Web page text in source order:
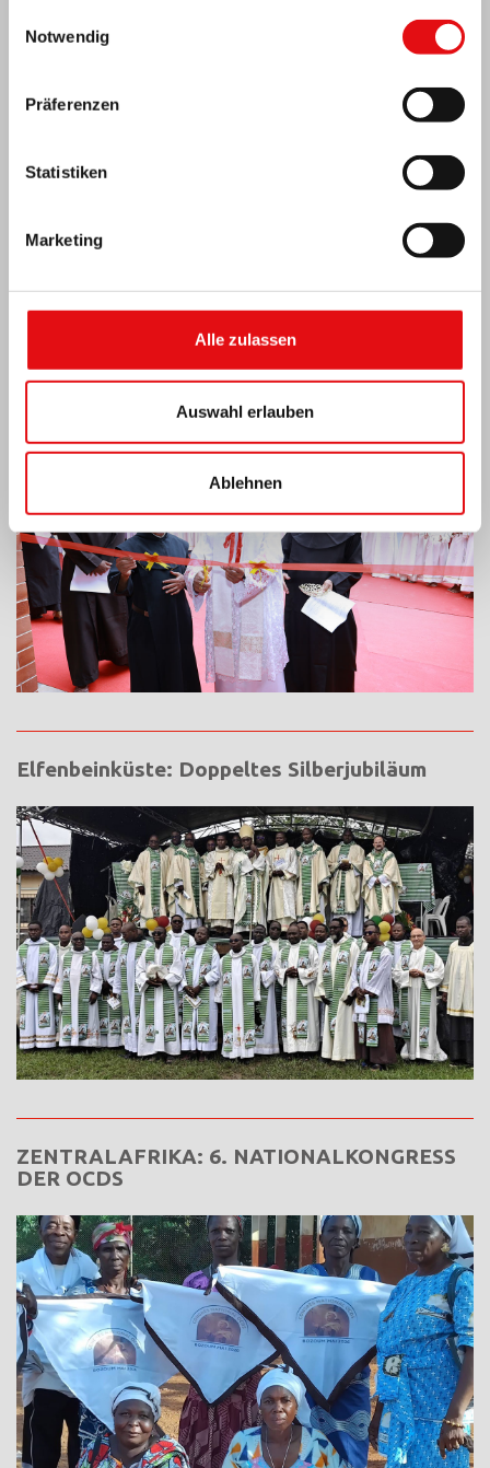
Notwendig
Präferenzen
Statistiken
Marketing
Alle zulassen
Auswahl erlauben
Ablehnen
Carmeli“
Elfenbeinküste: Doppeltes Silberjubiläum
ZENTRALAFRIKA: 6. NATIONALKONGRESS
DER OCDS